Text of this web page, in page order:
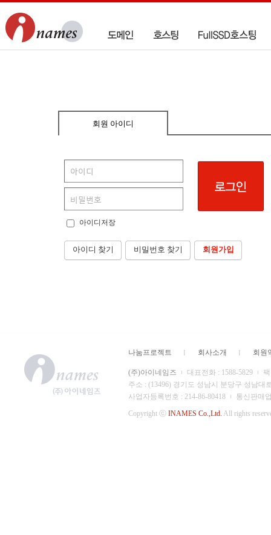
회원 아이디
아이디저장
아이디 찾기 비밀번호 찾기 회원가입
나눔프로젝트 회사소개 회원
(주)아이네임즈 대표전화 : 1588-5829
주소 : (13496) 경기도 성남시 분당구 성남대
사업자등록번호 : 214-86-80418
통신판매
Copyright ⓒ INAMES Co.,Ltd. All rights